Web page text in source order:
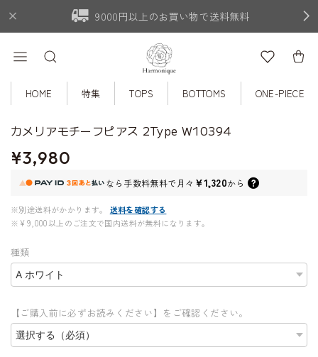
9000円以上のお買い物で送料無料
HOME 特集 TOPS BOTTOMS ONE-PIECE
カメリアモチーフピアス 2Type W10394
¥3,980
なら 手数料無料で月々 ¥1,320から
※別途送料がかかります。
送料を確認する
※¥9,000以上のご注文で国内送料が無料になります。
種類
【ご購入前に必ずお読みください】をご確認ください。